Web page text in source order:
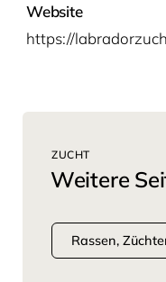
Website
https://
ZUCHT
Weitere
Rassen,